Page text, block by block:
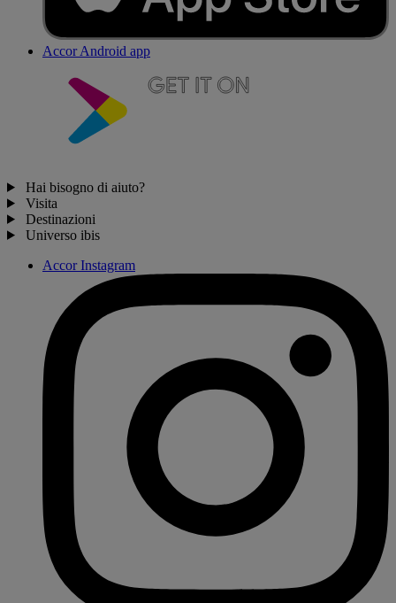
Accor Android app
Hai bisogno di aiuto?
Visita
Destinazioni
Universo ibis
Accor Instagram